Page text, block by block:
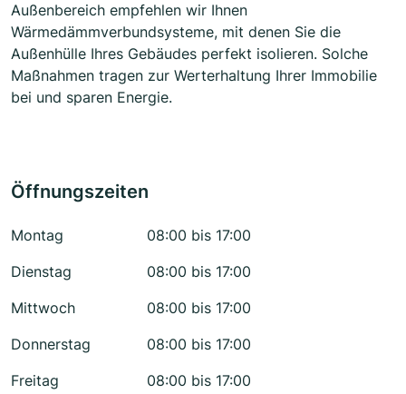
Außenbereich empfehlen wir Ihnen
Wärmedämmverbundsysteme, mit denen Sie die
Außenhülle Ihres Gebäudes perfekt isolieren. Solche
Maßnahmen tragen zur Werterhaltung Ihrer Immobilie
bei und sparen Energie.
Öffnungszeiten
Montag
08:00 bis 17:00
Dienstag
08:00 bis 17:00
Mittwoch
08:00 bis 17:00
Donnerstag
08:00 bis 17:00
Freitag
08:00 bis 17:00